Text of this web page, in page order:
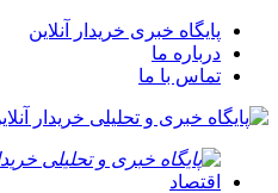
پایگاه خبری خریدار آنلاین
درباره ما
تماس با ما
اقتصاد